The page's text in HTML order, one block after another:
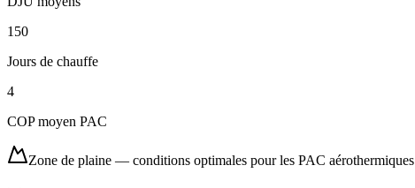
150
Jours de chauffe
4
COP moyen PAC
Zone de plaine — conditions optimales pour les PAC aérothermiques